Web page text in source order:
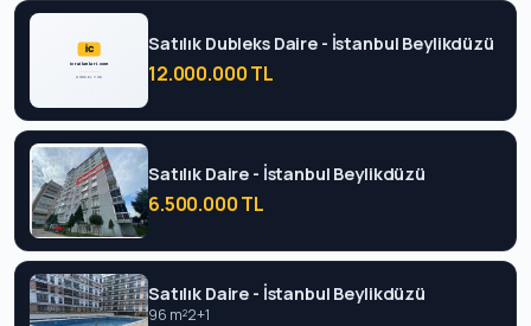
Satılık Dubleks Daire - İstanbul Beylikdüzü
12.000.000 TL
Satılık Daire - İstanbul Beylikdüzü
6.500.000 TL
Satılık Daire - İstanbul Beylikdüzü
96 m²2+1